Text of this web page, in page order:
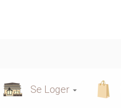
Se Loger